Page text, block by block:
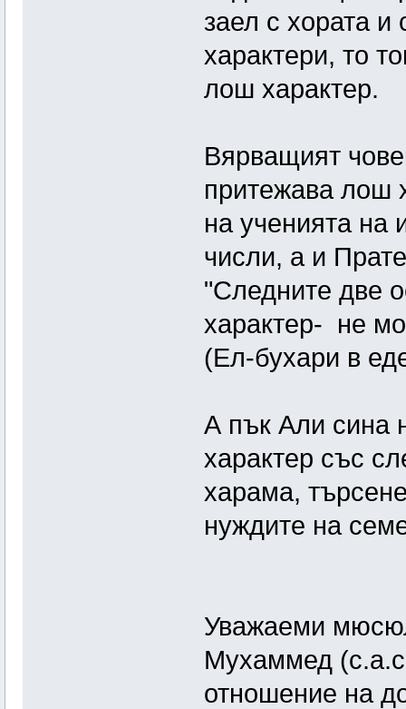
заел с хората и
характери, то
лош характер.
Вярващият
притежава лош
на ученията на
числи, а и
"Следните две
характер- не
(Ел-бухари в
А пък Али сина
характер със
харама,
нуждите на
Уважаеми
Мухаммед
отношение на